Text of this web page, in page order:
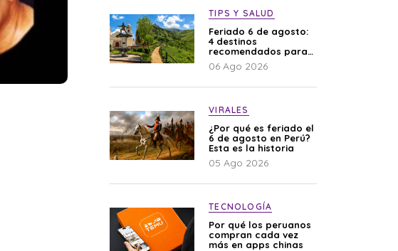
TIPS Y SALUD
Feriado 6 de agosto:
4 destinos
recomendados para
disfrutar el descanso
06 Ago 2026
VIRALES
¿Por qué es feriado el
6 de agosto en Perú?
Esta es la historia
05 Ago 2026
TECNOLOGÍA
Por qué los peruanos
compran cada vez
más en apps chinas